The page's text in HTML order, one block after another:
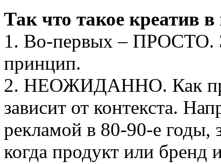
Так что такое креатив
1. Во-первых – ПРОСТО.
принцип.
2. НЕОЖИДАННО. Как
зависит от контекста.
рекламой в 80-90-е годы,
когда продукт или бренд